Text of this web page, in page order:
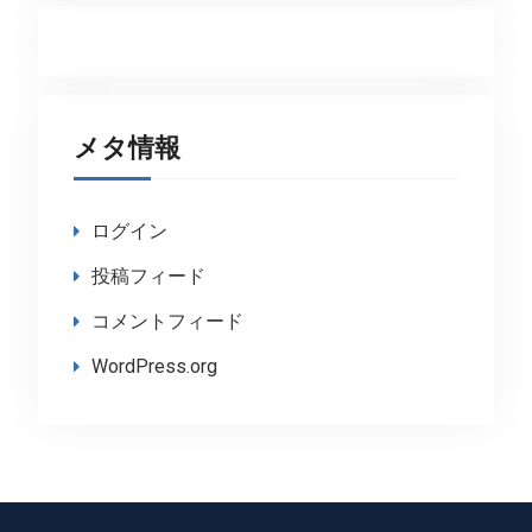
メタ情報
ログイン
投稿フィード
コメントフィード
WordPress.org